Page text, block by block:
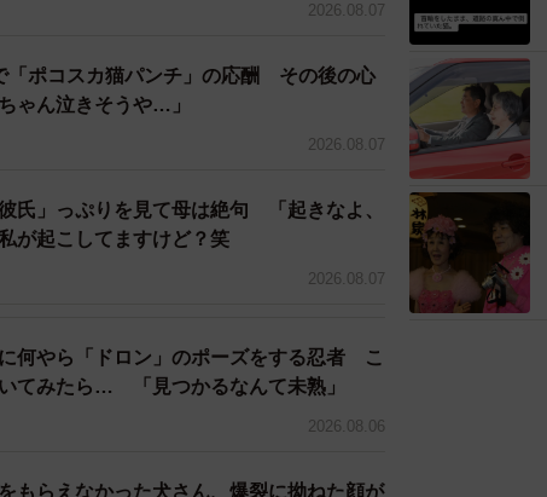
場所へ帰って行きましたが、暇だったので
て撮影をしました。その時に撮れたのが
2026.08.07
「ポコスカ猫パンチ」の応酬 その後の心
ゃん泣きそうや…」
2026.08.07
氏」っぷりを見て母は絶句 「起きなよ、
が起こしてますけど？笑
2026.08.07
何やら「ドロン」のポーズをする忍者 こ
てみたら… 「見つかるなんて未熟」
2026.08.06
もらえなかった犬さん、爆裂に拗ねた顔が